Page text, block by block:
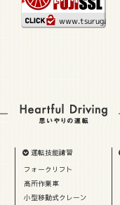
運転技能講習
フォークリフト
高所作業車
小型移動式クレーン